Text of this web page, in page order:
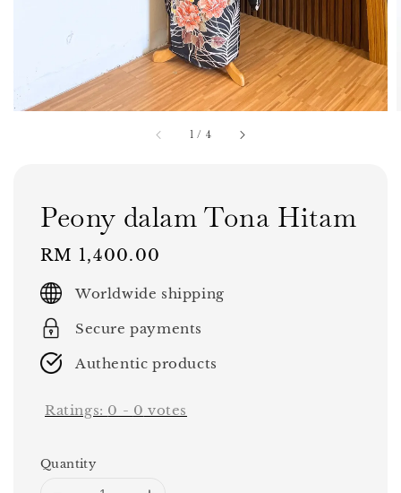
1 / 4
Peony dalam Tona Hitam
Regular
price
RM 1,400.00
Worldwide shipping
Secure payments
Authentic products
Ratings: 0 - 0 votes
Quantity